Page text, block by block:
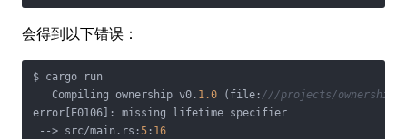
会得到以下错误：
$ cargo run
   Compiling ownership v0.
1.0 (file: ///projects/ownership)
error[E0106]: missing lifetime specifier
--> src/main.rs:5 : 16